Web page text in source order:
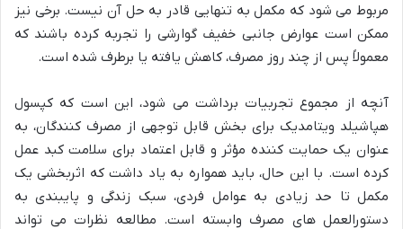
مربوط می شود که مکمل به تنهایی قادر به حل آن نیست. برخی نیز
ممکن است عوارض جانبی خفیف گوارشی را تجربه کرده باشند که
معمولاً پس از چند روز مصرف، کاهش یافته یا برطرف شده است.
آنچه از مجموع تجربیات برداشت می شود، این است که کپسول
هپاشیلد ویتامدیک برای بخش قابل توجهی از مصرف کنندگان، به
عنوان یک حمایت کننده مؤثر و قابل اعتماد برای سلامت کبد عمل
کرده است. با این حال، باید همواره به یاد داشت که اثربخشی یک
مکمل تا حد زیادی به عوامل فردی، سبک زندگی و پایبندی به
دستورالعمل های مصرف وابسته است. مطالعه نظرات می تواند